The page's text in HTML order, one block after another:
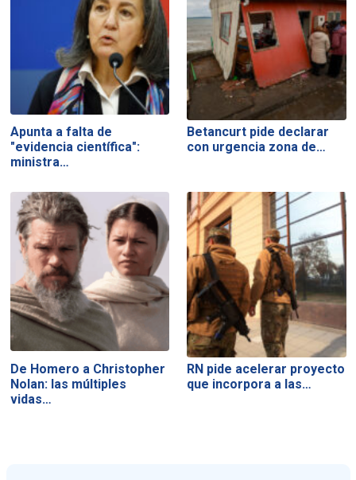
Apunta a falta de
"evidencia científica":
ministra…
Betancurt pide declarar
con urgencia zona de…
De Homero a Christopher
Nolan: las múltiples
vidas…
RN pide acelerar proyecto
que incorpora a las…